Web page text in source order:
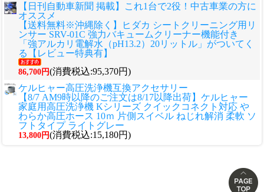
【日刊自動車新聞 掲載】これ1台で2役！中古車業の方に
オススメ
【送料無料※沖縄除く】ヒダカ シートクリーニング用リ
ンサー SRV-01C 強力バキュームクリーナー機能付き
「強アルカリ電解水（pH13.2）20リットル」がついてく
る【レビュー特典有】
86,700円(消費税込:95,370円)
ケルヒャー高圧洗浄機互換アクセサリー
【8/7 AM9時以降のご注文は8/17以降出荷】ケルヒャー
家庭用高圧洗浄機 Kシリーズ クイックコネクト対応 や
わらか高圧ホース 10ｍ 片側スイベル ねじれ解消 柔軟 ソ
フトタイプ ライトグレー
13,800円(消費税込:15,180円)